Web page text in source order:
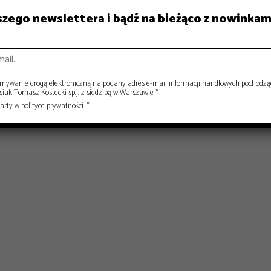
RYNEK
newslettera i bądź na bieżąco z
drogą elektroniczną na podany adres e-mail informacji handlowych
Tomasz Kostecki sp.j. z siedzibą w Warszawie *
wpolityce prywatności.*